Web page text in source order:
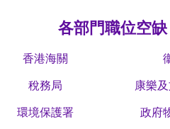
各部門職位空缺
香港海關
稅務局 康樂
環境保護署 政府